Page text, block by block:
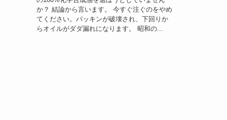
か？ 結論から言います。 今すぐ注ぐのをやめ
てください。パッキンが破壊され、下回りか
らオイルがダダ漏れになります。 昭和の...